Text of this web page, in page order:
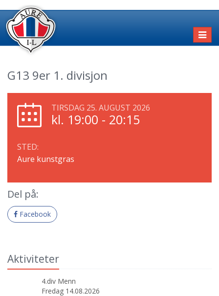
G13 9er 1. divisjon
TIRSDAG 25. AUGUST 2026
kl. 19:00 - 20:15
STED:
Aure kunstgras
Del på:
Facebook
Aktiviteter
4.div Menn
Fredag 14.08.2026